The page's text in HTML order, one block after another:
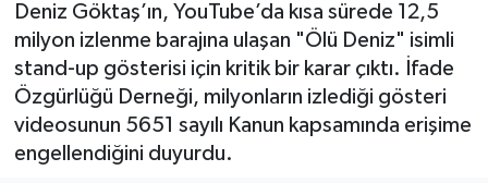
Deniz Göktaş’ın, YouTube’da kısa sürede 12,5
milyon izlenme barajına ulaşan "Ölü Deniz" isimli
stand-up gösterisi için kritik bir karar çıktı. İfade
Özgürlüğü Derneği, milyonların izlediği gösteri
videosunun 5651 sayılı Kanun kapsamında erişime
engellendiğini duyurdu.
Haber Arşivi